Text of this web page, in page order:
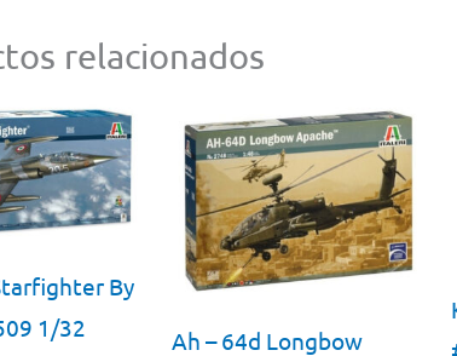
relacionados
By
1/32
Ah – 64d Longbow